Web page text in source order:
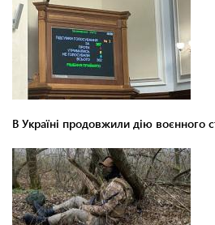
В Україні продовжили дію воєнного